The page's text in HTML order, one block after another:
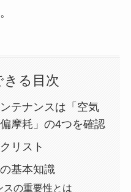
る目次
テナンスは「空気
摩耗」の4つを確認
リスト
基本知識
スの重要性とは